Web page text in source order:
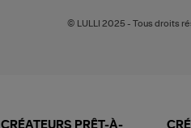
© LULLI 2025 - Tous droits
CRÉATEURS PRÊT-À-